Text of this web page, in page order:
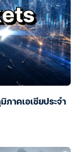
าคเอเชียประจำ